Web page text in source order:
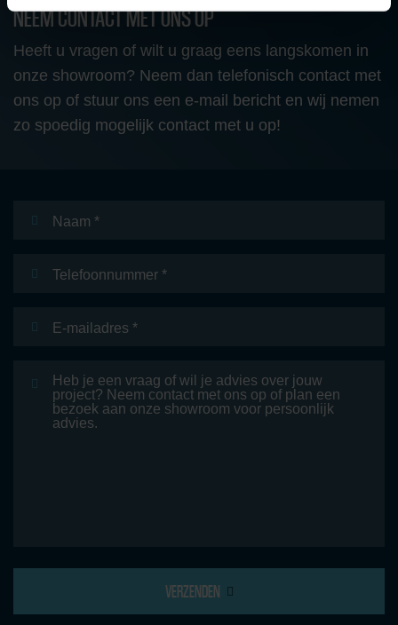
NEEM CONTACT MET ONS OP
Heeft u vragen of wilt u graag eens langskomen in
onze showroom? Neem dan telefonisch contact met
ons op of stuur ons een e-mail bericht en wij nemen
zo spoedig mogelijk contact met u op!
mailadres *
VERZENDEN